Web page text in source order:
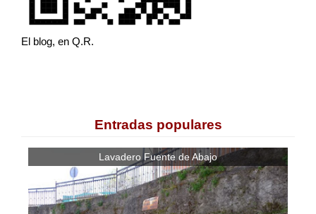
El blog, en Q.R.
Entradas populares
Lavadero Fuente de Abajo